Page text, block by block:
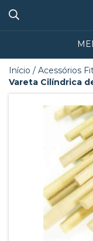
Início / Acessórios
Vareta Cilíndrica